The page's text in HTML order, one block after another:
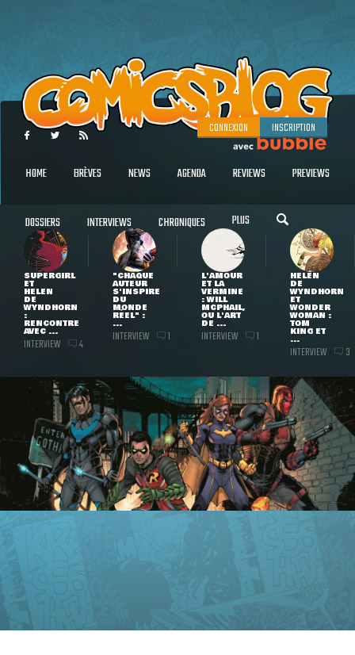
CONNEXION INSCRIPTION
HOME BRÈVES NEWS AGENDA REVIEWS PREVIEWS
DOSSIERS INTERVIEWS CHRONIQUES PLUS
SUPERGIRL
ET
HELEN
DE
WYNDHORN
:
RENCONTRE
AVEC ...
INTERVIEW 4
"CHAQUE
AUTEUR
S'INSPIRE
DU
MONDE
RÉEL" :
...
INTERVIEW 1
L'AMOUR
ET LA
VERMINE
: WILL
MCPHAIL,
OU L'ART
DE ...
INTERVIEW 1
HELEN
DE
WYNDHORN
ET
WONDER
WOMAN :
TOM
KING ET
...
INTERVIEW 3